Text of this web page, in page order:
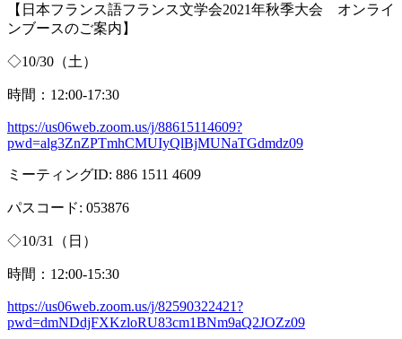
【日本フランス語フランス文学会2021年秋季大会 オンライ
ンブースのご案内】
◇10/30 （土）
時間： 12:00-17:30
https://us06web.zoom.us/j/88615114609?
pwd=alg3ZnZPTmhCMUIyQlBjMUNaTGdmdz09
ミーティングID: 886 1511 4609
パスコード: 053876
◇10/31 （日）
時間： 12:00-15:30
https://us06web.zoom.us/j/82590322421?
pwd=dmNDdjFXKzloRU83cm1BNm9aQ2JOZz09